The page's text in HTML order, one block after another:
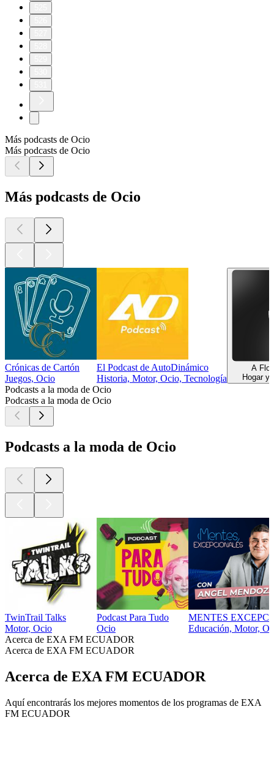
Más podcasts de Ocio
Más podcasts de Ocio
Más podcasts de Ocio
Crónicas de Cartón
Juegos, Ocio
El Podcast de AutoDinámico
Historia, Motor, Ocio, Tecnología
A
Hogar y
Podcasts a la moda de Ocio
Podcasts a la moda de Ocio
Podcasts a la moda de Ocio
TwinTrail Talks
Motor, Ocio
Podcast Para Tudo
Ocio
MENTES
Educación, Motor,
Acerca de EXA FM ECUADOR
Acerca de EXA FM ECUADOR
Acerca de EXA FM ECUADOR
Aquí encontrarás los mejores momentos de los programas de EXA
FM ECUADOR